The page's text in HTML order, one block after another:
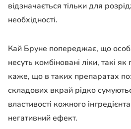
відзначається тільки для
необхідності.
Кай Бруне попереджає, що
несуть комбіновані ліки, такі
каже, що в таких препаратах
складових вкрай рідко
властивості кожного
негативний ефект.